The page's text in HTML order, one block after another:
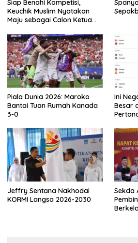
Siap Benahi Kompetisi,
Keuchik Muslim Nyatakan
Maju sebagai Calon Ketua
Piala Dunia 2026: Maroko
Bantai Tuan Rumah Kanada
3-0
Ini
Besar
Jeffry Sentana Nakhodai
KORMI Langsa 2026-2030
Sekda